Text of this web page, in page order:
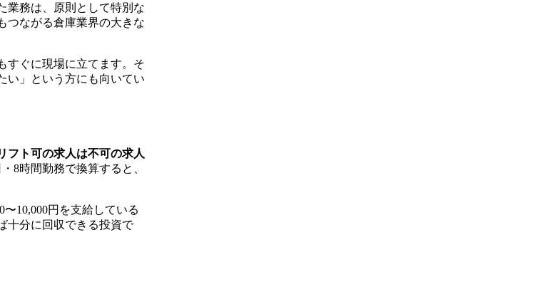
業務は、原則として特別な
つながる倉庫業界の大きな
すぐに現場に立てます。そ
い」という方にも向いてい
フト可の求人は不可の求人
8時間勤務で換算すると、
10,000円を支給している
十分に回収できる投資で